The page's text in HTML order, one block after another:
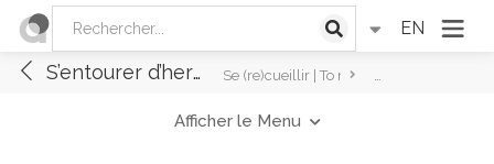
EN
S’entourer d’herbes médicinales... Se (re)cueillir | To make wholeS’entourer
Afficher le Menu